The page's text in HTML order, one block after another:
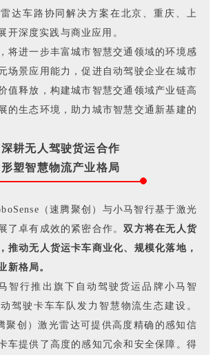
达车路协同解决方案在北京、重庆、上
开深度实践与商业应用。
将进一步丰富城市智慧交通领域的环境感
场景应用能力，促进自动驾驶企业在城市
值释放，构建城市智慧交通领域产业链高
的生态环境，助力城市智慧交通新基建的
深耕无人驾驶货运合作
形塑智慧物流产业格局
（速腾聚创）与小马智行基于激光
了卓有成效的紧密合作。双方将在无人货
推动无人货运卡车商业化、规模化落地，
新格局。
智行推出旗下自动驾驶货运品牌小马智
驾驶卡车车队发力智慧物流生态建设。
聚创）激光雷达可提供高度精确的感知信
车提供了高度的感知冗余和安全保障。得